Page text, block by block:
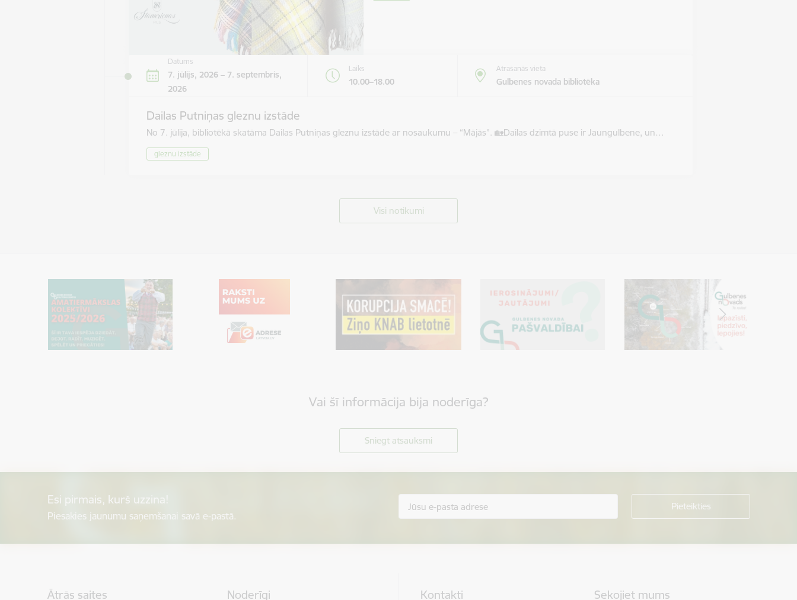
Datums
7. jūlijs, 2026 – 7. septembris,
2026
Laiks
10.00–18.00
Atrašanās vieta
Gulbenes novada bibliotēka
Dailas Putniņas gleznu izstāde
No 7. jūlija, bibliotēkā skatāma Dailas Putniņas gleznu izstāde ar nosaukumu – “Mājās”. 🏡​Dailas dzimtā puse ir Jaungulbene, un…
gleznu izstāde
Visi notikumi
Vai šī informācija bija noderīga?
Sniegt atsauksmi
Esi pirmais, kurš uzzina!
Piesakies jaunumu saņemšanai savā e-pastā.
Ātrās saites Noderīgi Kontakti Sekojiet mums